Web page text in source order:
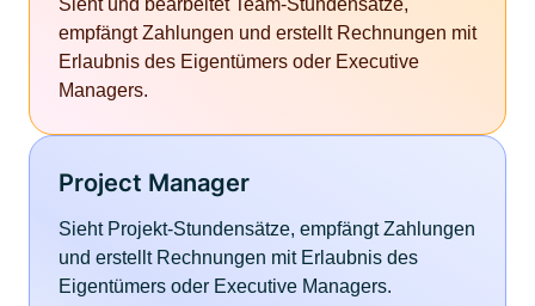
Sieht und bearbeitet Team-Stundensätze,
empfängt Zahlungen und erstellt Rechnungen mit
Erlaubnis des Eigentümers oder Executive
Managers.
Project Manager
Sieht Projekt-Stundensätze, empfängt Zahlungen
und erstellt Rechnungen mit Erlaubnis des
Eigentümers oder Executive Managers.